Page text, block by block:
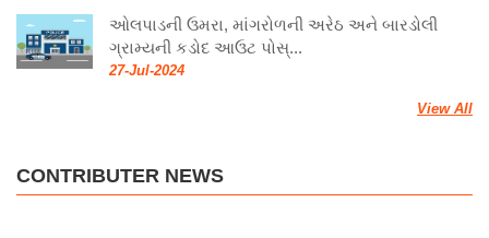
ઓલપાડની ઉમરા, માંગરોળની અરેઠ અને બારડોલી
ગ્રામ્યની કડોદ આઉટ પોસ્...
27-Jul-2024
View All
CONTRIBUTER NEWS